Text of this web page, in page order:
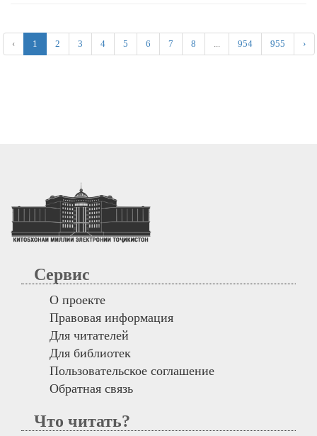
‹ 1 2 3 4 5 6 7 8 ... 954 955 ›
Сервис
О проекте
Правовая информация
Для читателей
Для библиотек
Пользовательское соглашение
Обратная связь
Что читать?